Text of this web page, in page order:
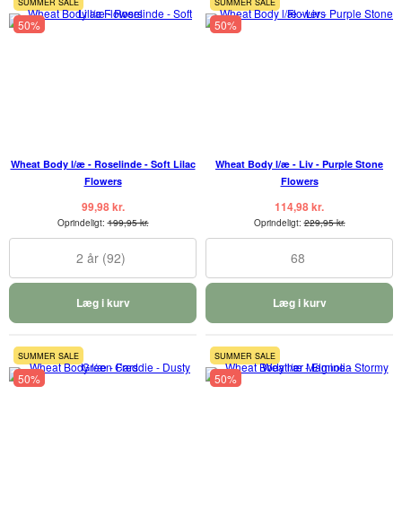
SUMMER SALE
50%
Wheat Body l/æ - Roselinde - Soft Lilac
Flowers
99,98 kr.
Oprindeligt:199,95 kr.
2 år (92)
Læg i kurv
SUMMER SALE
50%
Wheat Body l/æ - Liv - Purple Stone
Flowers
114,98 kr.
Oprindeligt:229,95 kr.
68
Læg i kurv
SUMMER SALE
50%
SUMMER SALE
50%